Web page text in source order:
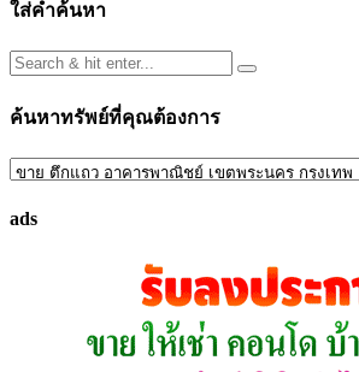
ใส่คำค้นหา
ค้นหาทรัพย์ที่คุณต้องการ
ค้นหา
ที่
ads